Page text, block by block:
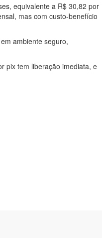
equivalente a R$ 30,82 por
mas com custo-benefício
ambiente seguro,
pix tem liberação imediata, e